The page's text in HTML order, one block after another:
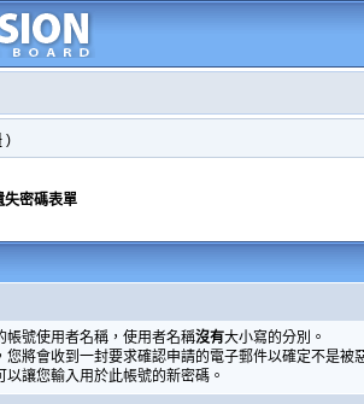
)
密碼表單
帳號使用者名稱，使用者名稱沒有大小寫的分別。
您將會收到一封要求確認申請的電子郵件以確定不是
讓您輸入用於此帳號的新密碼。